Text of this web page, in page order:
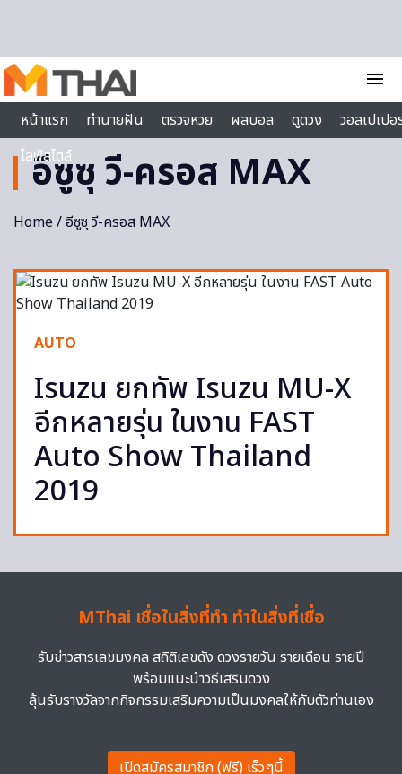
menu
หน้าแรก
ทำนายฝัน ตรวจหวย ผลบอล ดูดวง
วอลเปเป
ไลฟ์สไตล์
อีซูซุ วี-ครอส MAX
Home/ อีซูซุ วี-ครอส MAX
AUTO
Isuzu ยกทัพ Isuzu MU-X
อีกหลายรุ่น ในงาน FAST
Auto Show Thailand
2019
MThai เชื่อในสิ่งที่ทำ ทำในสิ่งที่เชื่อ
รับข่าวสารเลขมงคล สถิติเลขดัง ดวงรายวัน รายเดือน รายปี
พร้อมแนะนำวิธีเสริมดวง
ลุ้นรับรางวัลจากกิจกรรมเสริมความเป็นมงคลให้กับตัวท่านเอง
เปิดสมัครสมาชิก (ฟรี) เร็วๆนี้